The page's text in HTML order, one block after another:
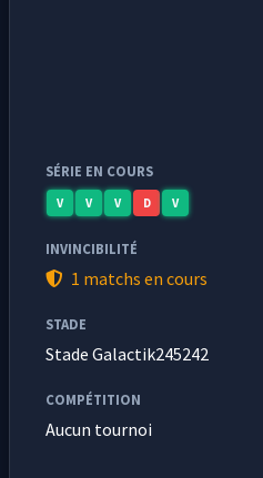
SÉRIE EN COURS
V V V D V
INVINCIBILITÉ
1 matchs en cours
STADE
Stade Galactik245242
COMPÉTITION
Aucun tournoi